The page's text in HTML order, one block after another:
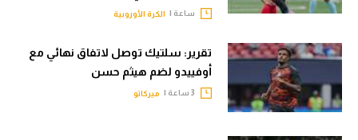
ساعة | الكرة الأوروبية
تقرير: سلتيك توصل لاتفاق نهائي مع
أوفييدو لضم هيثم حسن
ميركاتو